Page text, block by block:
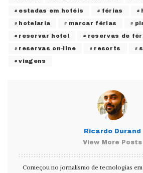
estadas em hotéis férias
hotelaria marcar férias
reservar hotel reservas de
reservas on-line resorts
viagens
Ricardo Durand
View More Posts
Começou no jornalismo de tecnologias